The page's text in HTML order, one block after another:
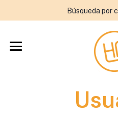
Búsqueda por